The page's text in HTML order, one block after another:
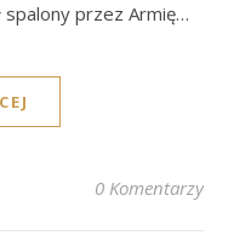
spalony przez Armię…
0 Komentarzy